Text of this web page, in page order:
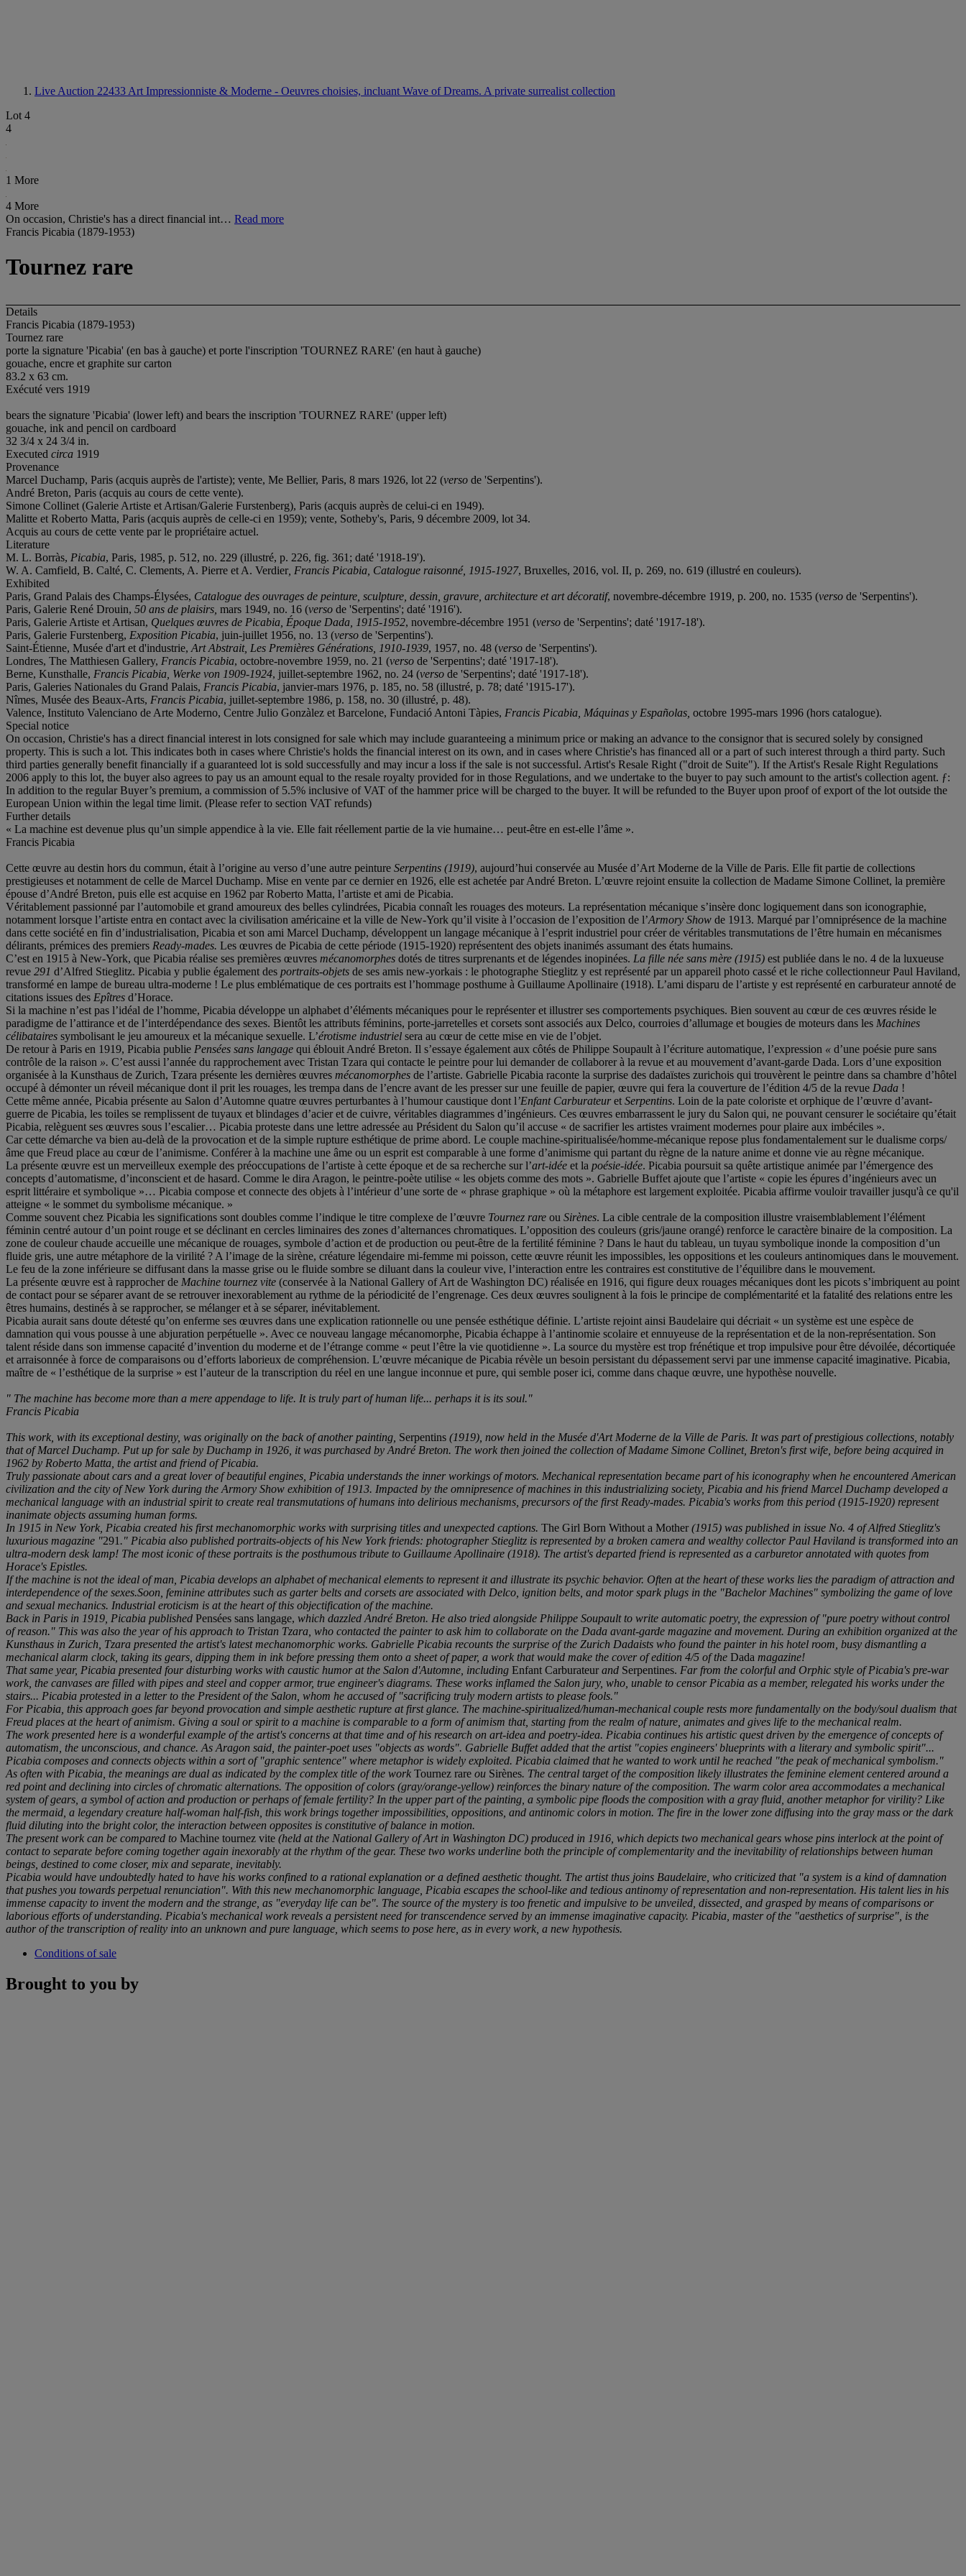
Live Auction 22433 Art Impressionniste & Moderne - Oeuvres choisies, incluant Wave of Dreams. A private surrealist collection
Lot 4
4
1 More
4 More
On occasion, Christie's has a direct financial int… Read more
Francis Picabia (1879-1953)
Tournez rare
Details
Francis Picabia (1879-1953)
Tournez rare
porte la signature 'Picabia' (en bas à gauche) et porte l'inscription 'TOURNEZ RARE' (en haut à gauche)
gouache, encre et graphite sur carton
83.2 x 63 cm.
Exécuté vers 1919
bears the signature 'Picabia' (lower left) and bears the inscription 'TOURNEZ RARE' (upper left)
gouache, ink and pencil on cardboard
32 3/4 x 24 3/4 in.
Executed circa 1919
Provenance
Marcel Duchamp, Paris (acquis auprès de l'artiste); vente, Me Bellier, Paris, 8 mars 1926, lot 22 (verso de 'Serpentins').
André Breton, Paris (acquis au cours de cette vente).
Simone Collinet (Galerie Artiste et Artisan/Galerie Furstenberg), Paris (acquis auprès de celui-ci en 1949).
Malitte et Roberto Matta, Paris (acquis auprès de celle-ci en 1959); vente, Sotheby's, Paris, 9 décembre 2009, lot 34.
Acquis au cours de cette vente par le propriétaire actuel.
Literature
M. L. Borràs, Picabia, Paris, 1985, p. 512, no. 229 (illustré, p. 226, fig. 361; daté '1918-19').
W. A. Camfield, B. Calté, C. Clements, A. Pierre et A. Verdier, Francis Picabia, Catalogue raisonné, 1915-1927, Bruxelles, 2016, vol. II, p. 269, no. 619 (illustré en couleurs).
Exhibited
Paris, Grand Palais des Champs-Élysées, Catalogue des ouvrages de peinture, sculpture, dessin, gravure, architecture et art décoratif, novembre-décembre 1919, p. 200, no. 1535 (verso de 'Serpentins').
Paris, Galerie René Drouin, 50 ans de plaisirs, mars 1949, no. 16 (verso de 'Serpentins'; daté '1916').
Paris, Galerie Artiste et Artisan, Quelques œuvres de Picabia, Époque Dada, 1915-1952, novembre-décembre 1951 (verso de 'Serpentins'; daté '1917-18').
Paris, Galerie Furstenberg, Exposition Picabia, juin-juillet 1956, no. 13 (verso de 'Serpentins').
Saint-Étienne, Musée d'art et d'industrie, Art Abstrait, Les Premières Générations, 1910-1939, 1957, no. 48 (verso de 'Serpentins').
Londres, The Matthiesen Gallery, Francis Picabia, octobre-novembre 1959, no. 21 (verso de 'Serpentins'; daté '1917-18').
Berne, Kunsthalle, Francis Picabia, Werke von 1909-1924, juillet-septembre 1962, no. 24 (verso de 'Serpentins'; daté '1917-18').
Paris, Galeries Nationales du Grand Palais, Francis Picabia, janvier-mars 1976, p. 185, no. 58 (illustré, p. 78; daté '1915-17').
Nîmes, Musée des Beaux-Arts, Francis Picabia, juillet-septembre 1986, p. 158, no. 30 (illustré, p. 48).
Valence, Instituto Valenciano de Arte Moderno, Centre Julio Gonzàlez et Barcelone, Fundació Antoni Tàpies, Francis Picabia, Máquinas y Españolas octobre 1995-mars 1996 (hors catalogue).
Special notice
On occasion, Christie's has a direct financial interest in lots consigned for sale which may include guaranteeing a minimum price or making an advance to the consignor that is secured solely by consigned
property. This is such a lot. This indicates both in cases where Christie's holds the financial interest on its own, and in cases where Christie's has financed all or a part of such interest through a third party. Such
third parties generally benefit financially if a guaranteed lot is sold successfully and may incur a loss if the sale is not successful. Artist's Resale Right ("droit de Suite"). If the Artist's Resale Right Regulations
2006 apply to this lot, the buyer also agrees to pay us an amount equal to the resale royalty provided for in those Regulations, and we undertake to the buyer to pay such amount to the artist's collection agent. ƒ:
In addition to the regular Buyer’s premium, a commission of 5.5% inclusive of VAT of the hammer price will be charged to the buyer. It will be refunded to the Buyer upon proof of export of the lot outside the
European Union within the legal time limit. (Please refer to section VAT refunds)
Further details
« La machine est devenue plus qu’un simple appendice à la vie. Elle fait réellement partie de la vie humaine… peut-être en est-elle l’âme ».
Francis Picabia
Cette œuvre au destin hors du commun, était à l’origine au verso d’une autre peinture Serpentins (1919), aujourd’hui conservée au Musée d’Art Moderne de la Ville de Paris. Elle fit partie de collections
prestigieuses et notamment de celle de Marcel Duchamp. Mise en vente par ce dernier en 1926, elle est achetée par André Breton. L’œuvre rejoint ensuite la collection de Madame Simone Collinet, la première
épouse d’André Breton, puis elle est acquise en 1962 par Roberto Matta, l’artiste et ami de Picabia.
Véritablement passionné par l’automobile et grand amoureux des belles cylindrées, Picabia connaît les rouages des moteurs. La représentation mécanique s’insère donc logiquement dans son iconographie,
notamment lorsque l’artiste entra en contact avec la civilisation américaine et la ville de New-York qu’il visite à l’occasion de l’exposition de l’Armory Show de 1913. Marqué par l’omniprésence de la machine
dans cette société en fin d’industrialisation, Picabia et son ami Marcel Duchamp, développent un langage mécanique à l’esprit industriel pour créer de véritables transmutations de l’être humain en mécanismes
délirants, prémices des premiers Ready-mades. Les œuvres de Picabia de cette période (1915-1920) représentent des objets inanimés assumant des états humains.
C’est en 1915 à New-York, que Picabia réalise ses premières œuvres mécanomorphes dotés de titres surprenants et de légendes inopinées. La fille née sans mère (1915) est publiée dans le no. 4 de la luxueuse
revue 291 d’Alfred Stieglitz. Picabia y publie également des portraits-objets de ses amis new-yorkais : le photographe Stieglitz y est représenté par un appareil photo cassé et le riche collectionneur Paul Haviland,
transformé en lampe de bureau ultra-moderne ! Le plus emblématique de ces portraits est l’hommage posthume à Guillaume Apollinaire (1918). L’ami disparu de l’artiste y est représenté en carburateur annoté de
citations issues des Epîtres d’Horace.
Si la machine n’est pas l’idéal de l’homme, Picabia développe un alphabet d’éléments mécaniques pour le représenter et illustrer ses comportements psychiques. Bien souvent au cœur de ces œuvres réside le
paradigme de l’attirance et de l’interdépendance des sexes. Bientôt les attributs féminins, porte-jarretelles et corsets sont associés aux Delco, courroies d’allumage et bougies de moteurs dans les Machines
célibataires symbolisant le jeu amoureux et la mécanique sexuelle. L’érotisme industriel sera au cœur de cette mise en vie de l’objet.
De retour à Paris en 1919, Picabia publie Pensées sans langage qui éblouit André Breton. Il s’essaye également aux côtés de Philippe Soupault à l’écriture automatique, l’expression « d’une poésie pure sans
contrôle de la raison ». C’est aussi l’année du rapprochement avec Tristan Tzara qui contacte le peintre pour lui demander de collaborer à la revue et au mouvement d’avant-garde Dada. Lors d’une exposition
organisée à la Kunsthaus de Zurich, Tzara présente les dernières œuvres mécanomorphes de l’artiste. Gabrielle Picabia raconte la surprise des dadaïstes zurichois qui trouvèrent le peintre dans sa chambre d’hôtel
occupé à démonter un réveil mécanique dont il prit les rouages, les trempa dans de l’encre avant de les presser sur une feuille de papier, œuvre qui fera la couverture de l’édition 4/5 de la revue Dada !
Cette même année, Picabia présente au Salon d’Automne quatre œuvres perturbantes à l’humour caustique dont l’Enfant Carburateuret Serpentins. Loin de la pate coloriste et orphique de l’œuvre d’avant-
guerre de Picabia, les toiles se remplissent de tuyaux et blindages d’acier et de cuivre, véritables diagrammes d’ingénieurs. Ces œuvres embarrassent le jury du Salon qui, ne pouvant censurer le sociétaire qu’était
Picabia, relèguent ses œuvres sous l’escalier… Picabia proteste dans une lettre adressée au Président du Salon qu’il accuse « de sacrifier les artistes vraiment modernes pour plaire aux imbéciles ».
Car cette démarche va bien au-delà de la provocation et de la simple rupture esthétique de prime abord. Le couple machine-spiritualisée/homme-mécanique repose plus fondamentalement sur le dualisme corps/
âme que Freud place au cœur de l’animisme. Conférer à la machine une âme ou un esprit est comparable à une forme d’animisme qui partant du règne de la nature anime et donne vie au règne mécanique.
La présente œuvre est un merveilleux exemple des préoccupations de l’artiste à cette époque et de sa recherche sur l’art-idée et la poésie-idée. Picabia poursuit sa quête artistique animée par l’émergence des
concepts d’automatisme, d’inconscient et de hasard. Comme le dira Aragon, le peintre-poète utilise « les objets comme des mots ». Gabrielle Buffet ajoute que l’artiste « copie les épures d’ingénieurs avec un
esprit littéraire et symbolique »… Picabia compose et connecte des objets à l’intérieur d’une sorte de « phrase graphique » où la métaphore est largement exploitée. Picabia affirme vouloir travailler jusqu'à ce qu'il
atteigne « le sommet du symbolisme mécanique. »
Comme souvent chez Picabia les significations sont doubles comme l’indique le titre complexe de l’œuvre Tournez rare ou Sirènes. La cible centrale de la composition illustre vraisemblablement l’élément
féminin centré autour d’un point rouge et se déclinant en cercles liminaires des zones d’alternances chromatiques. L’opposition des couleurs (gris/jaune orangé) renforce le caractère binaire de la composition. La
zone de couleur chaude accueille une mécanique de rouages, symbole d’action et de production ou peut-être de la fertilité féminine ? Dans le haut du tableau, un tuyau symbolique inonde la composition d’un
fluide gris, une autre métaphore de la virilité ? A l’image de la sirène, créature légendaire mi-femme mi poisson, cette œuvre réunit les impossibles, les oppositions et les couleurs antinomiques dans le mouvement.
Le feu de la zone inférieure se diffusant dans la masse grise ou le fluide sombre se diluant dans la couleur vive, l’interaction entre les contraires est constitutive de l’équilibre dans le mouvement.
La présente œuvre est à rapprocher de Machine tournez vite (conservée à la National Gallery of Art de Washington DC) réalisée en 1916, qui figure deux rouages mécaniques dont les picots s’imbriquent au point
de contact pour se séparer avant de se retrouver inexorablement au rythme de la périodicité de l’engrenage. Ces deux œuvres soulignent à la fois le principe de complémentarité et la fatalité des relations entre les
êtres humains, destinés à se rapprocher, se mélanger et à se séparer, inévitablement.
Picabia aurait sans doute détesté qu’on enferme ses œuvres dans une explication rationnelle ou une pensée esthétique définie. L’artiste rejoint ainsi Baudelaire qui décriait « un système est une espèce de
damnation qui vous pousse à une abjuration perpétuelle ». Avec ce nouveau langage mécanomorphe, Picabia échappe à l’antinomie scolaire et ennuyeuse de la représentation et de la non-représentation. Son
talent réside dans son immense capacité d’invention du moderne et de l’étrange comme « peut l’être la vie quotidienne ». La source du mystère est trop frénétique et trop impulsive pour être dévoilée, décortiquée
et arraisonnée à force de comparaisons ou d’efforts laborieux de compréhension. L’œuvre mécanique de Picabia révèle un besoin persistant du dépassement servi par une immense capacité imaginative. Picabia,
maître de « l’esthétique de la surprise » est l’auteur de la transcription du réel en une langue inconnue et pure, qui semble poser ici, comme dans chaque œuvre, une hypothèse nouvelle.
" The machine has become more than a mere appendage to life. It is truly part of human life... perhaps it is its soul."
Francis Picabia
This work, with its exceptional destiny, was originally on the back of another painting, Serpentins (1919), now held in the Musée d'Art Moderne de la Ville de Paris. It was part of prestigious collections, notably
that of Marcel Duchamp. Put up for sale by Duchamp in 1926, it was purchased by André Breton. The work then joined the collection of Madame Simone Collinet, Breton's first wife, before being acquired in
1962 by Roberto Matta, the artist and friend of Picabia.
Truly passionate about cars and a great lover of beautiful engines, Picabia understands the inner workings of motors. Mechanical representation became part of his iconography when he encountered American
civilization and the city of New York during the Armory Show exhibition of 1913. Impacted by the omnipresence of machines in this industrializing society, Picabia and his friend Marcel Duchamp developed a
mechanical language with an industrial spirit to create real transmutations of humans into delirious mechanisms, precursors of the first Ready-mades. Picabia's works from this period (1915-1920) represent
inanimate objects assuming human forms.
In 1915 in New York, Picabia created his first mechanomorphic works with surprising titles and unexpected captions. The Girl Born Without a Mother(1915) was published in issue No. 4 of Alfred Stieglitz's
luxurious magazine "291 ." Picabia also published portraits-objects of his New York friends: photographer Stieglitz is represented by a broken camera and wealthy collector Paul Haviland is transformed into an
ultra-modern desk lamp! The most iconic of these portraits is the posthumous tribute to Guillaume Apollinaire (1918). The artist's departed friend is represented as a carburetor annotated with quotes from
Horace's Epistles.
If the machine is not the ideal of man, Picabia develops an alphabet of mechanical elements to represent it and illustrate its psychic behavior. Often at the heart of these works lies the paradigm of attraction and
interdependence of the sexes.Soon, feminine attributes such as garter belts and corsets are associated with Delco, ignition belts, and motor spark plugs in the "Bachelor Machines" symbolizing the game of love
and sexual mechanics. Industrial eroticism is at the heart of this objectification of the machine.
Back in Paris in 1919, Picabia published Pensées sans langage, which dazzled André Breton. He also tried alongside Philippe Soupault to write automatic poetry, the expression of "pure poetry without control
of reason." This was also the year of his approach to Tristan Tzara, who contacted the painter to ask him to collaborate on the Dada avant-garde magazine and movement. During an exhibition organized at the
Kunsthaus in Zurich, Tzara presented the artist's latest mechanomorphic works. Gabrielle Picabia recounts the surprise of the Zurich Dadaists who found the painter in his hotel room, busy dismantling a
mechanical alarm clock, taking its gears, dipping them in ink before pressing them onto a sheet of paper, a work that would make the cover of edition 4/5 of the Dada magazine!
That same year, Picabia presented four disturbing works with caustic humor at the Salon d'Automne, including Enfant Carburateurand Serpentines. Far from the colorful and Orphic style of Picabia's pre-war
work, the canvases are filled with pipes and steel and copper armor, true engineer's diagrams. These works inflamed the Salon jury, who, unable to censor Picabia as a member, relegated his works under the
stairs... Picabia protested in a letter to the President of the Salon, whom he accused of "sacrificing truly modern artists to please fools."
For Picabia, this approach goes far beyond provocation and simple aesthetic rupture at first glance. The machine-spiritualized/human-mechanical couple rests more fundamentally on the body/soul dualism that
Freud places at the heart of animism. Giving a soul or spirit to a machine is comparable to a form of animism that, starting from the realm of nature, animates and gives life to the mechanical realm.
The work presented here is a wonderful example of the artist's concerns at that time and of his research on art-idea and poetry-idea. Picabia continues his artistic quest driven by the emergence of concepts of
automatism, the unconscious, and chance. As Aragon said, the painter-poet uses "objects as words". Gabrielle Buffet added that the artist "copies engineers' blueprints with a literary and symbolic spirit"...
Picabia composes and connects objects within a sort of "graphic sentence" where metaphor is widely exploited. Picabia claimed that he wanted to work until he reached "the peak of mechanical symbolism."
As often with Picabia, the meanings are dual as indicated by the complex title of the work Tournez rare ou Sirènes. The central target of the composition likely illustrates the feminine element centered around a
red point and declining into circles of chromatic alternations. The opposition of colors (gray/orange-yellow) reinforces the binary nature of the composition. The warm color area accommodates a mechanical
system of gears, a symbol of action and production or perhaps of female fertility? In the upper part of the painting, a symbolic pipe floods the composition with a gray fluid, another metaphor for virility? Like
the mermaid, a legendary creature half-woman half-fish, this work brings together impossibilities, oppositions, and antinomic colors in motion. The fire in the lower zone diffusing into the gray mass or the dark
fluid diluting into the bright color, the interaction between opposites is constitutive of balance in motion.
The present work can be compared to Machine tournez vite (held at the National Gallery of Art in Washington DC) produced in 1916, which depicts two mechanical gears whose pins interlock at the point of
contact to separate before coming together again inexorably at the rhythm of the gear. These two works underline both the principle of complementarity and the inevitability of relationships between human
beings, destined to come closer, mix and separate, inevitably.
Picabia would have undoubtedly hated to have his works confined to a rational explanation or a defined aesthetic thought. The artist thus joins Baudelaire, who criticized that "a system is a kind of damnation
that pushes you towards perpetual renunciation". With this new mechanomorphic language, Picabia escapes the school-like and tedious antinomy of representation and non-representation. His talent lies in his
immense capacity to invent the modern and the strange, as "everyday life can be". The source of the mystery is too frenetic and impulsive to be unveiled, dissected, and grasped by means of comparisons or
laborious efforts of understanding. Picabia's mechanical work reveals a persistent need for transcendence served by an immense imaginative capacity. Picabia, master of the "aesthetics of surprise", is the
author of the transcription of reality into an unknown and pure language, which seems to pose here, as in every work, a new hypothesis.
Conditions of sale
Brought to you by